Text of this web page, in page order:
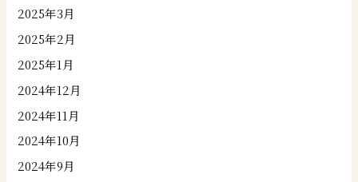
2025年3月
2025年2月
2025年1月
2024年12月
2024年11月
2024年10月
2024年9月